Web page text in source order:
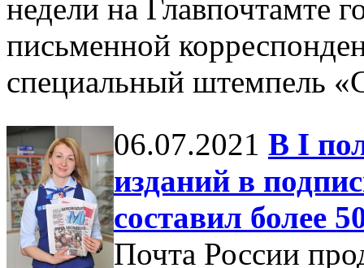
недели на Главпочтамте
письменной
специальный штемпель
06.07.2021 В I
изданий в
составил более
Почта России